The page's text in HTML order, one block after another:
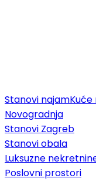
Stanovi najamKuće
Novogradnja
Stanovi Zagreb
Stanovi obala
Luksuzne
Poslovni prostori